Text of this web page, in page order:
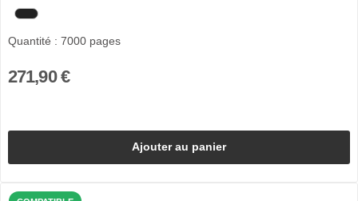
Quantité : 7000 pages
271,90 €
Ajouter au panier